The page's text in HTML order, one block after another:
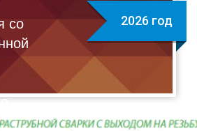
со
2026 год